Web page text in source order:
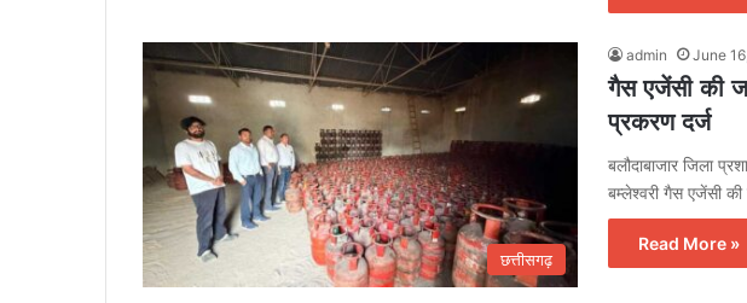
छत्तीसगढ़
admin June
गैस एजेंसी की
प्रकरण दर्ज
बलौदाबाजार जिला
बम्लेश्वरी गैस एजेंसी
Read More »